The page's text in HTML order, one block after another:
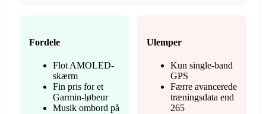
Fordele
Flot AMOLED-
skærm
Fin pris for et
Garmin-løbeur
Musik ombord på
Ulemper
Kun single-band
GPS
Færre avancerede
træningsdata end
265